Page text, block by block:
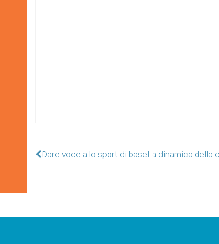
Dare voce allo sport di baseLa dinamica della